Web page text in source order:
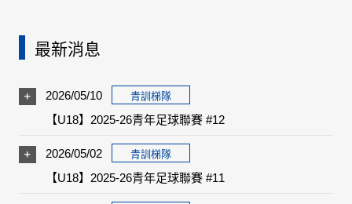
最新消息
2026/05/10 青訓梯隊
【U18】2025-26青年足球聯賽 #12
2026/05/02 青訓梯隊
【U18】2025-26青年足球聯賽 #11